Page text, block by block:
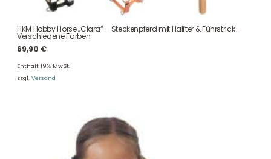
HKM Hobby Horse „Clara“ – Steckenpferd mit Halfter & Führstrick –
Verschiedene Farben
69,90 €
Enthält 19% MwSt.
zzgl. Versand